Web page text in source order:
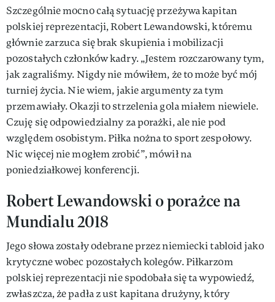
Szczególnie mocno całą sytuację przeżywa kapitan
polskiej reprezentacji, Robert Lewandowski, któremu
głównie zarzuca się brak skupienia i mobilizacji
pozostałych członków kadry. „Jestem rozczarowany tym,
jak zagraliśmy. Nigdy nie mówiłem, że to może być mój
turniej życia. Nie wiem, jakie argumenty za tym
przemawiały. Okazji to strzelenia gola miałem niewiele.
Czuję się odpowiedzialny za porażki, ale nie pod
względem osobistym. Piłka nożna to sport zespołowy.
Nic więcej nie mogłem zrobić”, mówił na
poniedziałkowej konferencji.
Robert Lewandowski o porażce na
Mundialu 2018
Jego słowa zostały odebrane przez niemiecki tabloid jako
krytyczne wobec pozostałych kolegów. Piłkarzom
polskiej reprezentacji nie spodobała się ta wypowiedź,
zwłaszcza, że padła z ust kapitana drużyny, który